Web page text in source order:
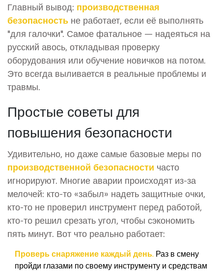
Главный вывод: производственная
безопасность не работает, если её выполнять
"для галочки". Самое фатальное — надеяться на
русский авось, откладывая проверку
оборудования или обучение новичков на потом.
Это всегда выливается в реальные проблемы и
травмы.
Простые советы для
повышения безопасности
Удивительно, но даже самые базовые меры по
производственной безопасности часто
игнорируют. Многие аварии происходят из-за
мелочей: кто-то «забыл» надеть защитные очки,
кто-то не проверил инструмент перед работой,
кто-то решил срезать угол, чтобы сэкономить
пять минут. Вот что реально работает:
Проверь снаряжение каждый день. Раз в смену
пройди глазами по своему инструменту и средствам